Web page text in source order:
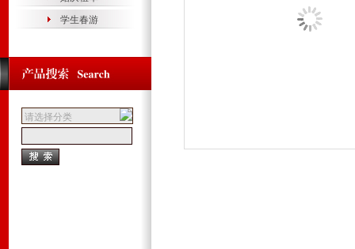
请选择分类
学生春游